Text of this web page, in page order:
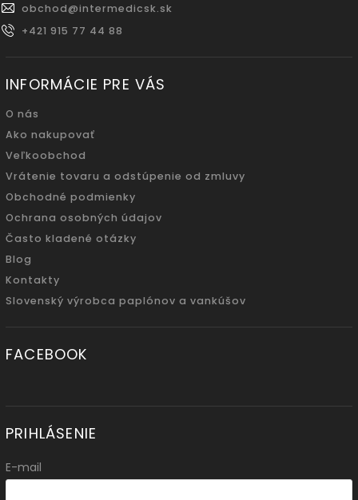
obchod@intermedicsk.sk
+421 915 77 44 88
INFORMÁCIE PRE VÁS
O nás
Ako nakupovať
Veľkoobchod
Vrátenie tovaru a odstúpenie od zmluvy
Obchodné podmienky
Ochrana osobných údajov
Často kladené otázky
Blog
Kontakty
Slovenský výrobca paplónov a vankúšov
FACEBOOK
PRIHLÁSENIE
E-mail